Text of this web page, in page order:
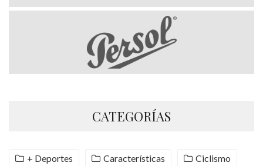
CATEGORÍAS
+ Deportes Características Ciclismo